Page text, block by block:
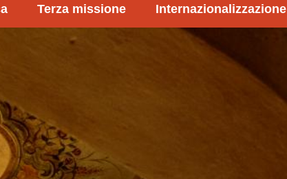
Terza missione Internazionalizzazione